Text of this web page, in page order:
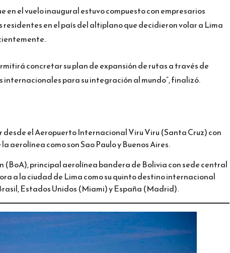
en el vuelo inaugural estuvo compuesto con empresarios
en el país del altiplano que decidieron volar a Lima
concretar su plan de expansión de rutas a través de
internacionales para su integración al mundo”, finalizó.
el Aeropuerto Internacional Viru Viru (Santa Cruz) con
aerolínea como son Sao Paulo y Buenos Aires.
(BoA), principal aerolínea bandera de Bolivia con sede central
a la ciudad de Lima como su quinto destino internacional
Estados Unidos (Miami) y España (Madrid).